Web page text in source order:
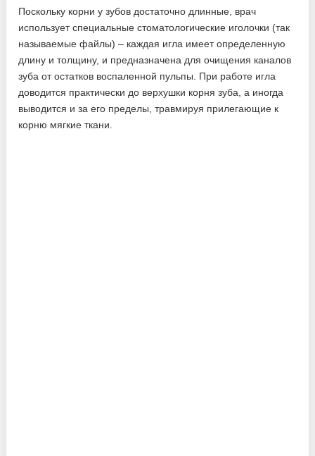
Поскольку корни у зубов достаточно длинные, врач
использует специальные стоматологические иголочки (так
называемые файлы) – каждая игла имеет определенную
длину и толщину, и предназначена для очищения каналов
зуба от остатков воспаленной пульпы. При работе игла
доводится практически до верхушки корня зуба, а иногда
выводится и за его пределы, травмируя прилегающие к
корню мягкие ткани.